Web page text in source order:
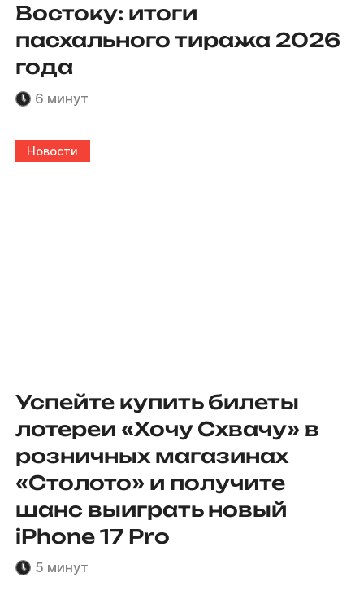
Востоку: итоги
пасхального тиража 2026
года
6 минут
Новости
Успейте купить билеты
лотереи «Хочу Схвачу» в
розничных магазинах
«Столото» и получите
шанс выиграть новый
iPhone 17 Pro
5 минут